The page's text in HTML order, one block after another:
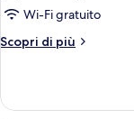
Wi-Fi gratuito
Scopri di più
Altri
(Basiluzzo)